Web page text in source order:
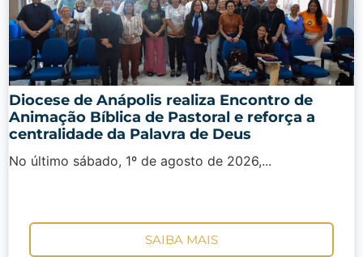
Diocese de Anápolis realiza Encontro de
Animação Bíblica de Pastoral e reforça a
centralidade da Palavra de Deus
No último sábado, 1º de agosto de 2026,...
SAIBA MAIS